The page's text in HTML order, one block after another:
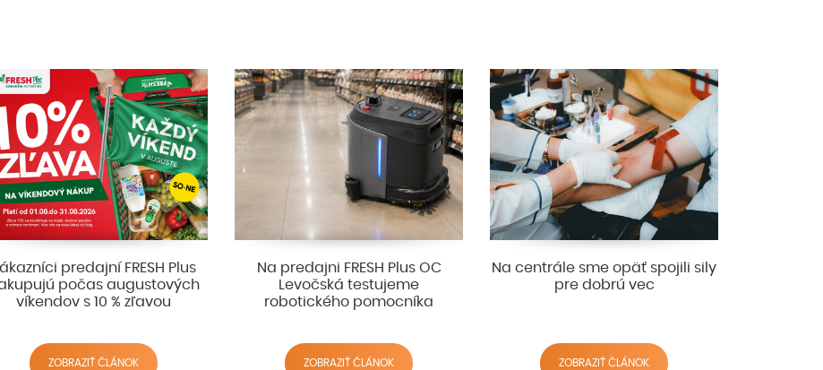
predajní FRESH Plus
počas augustových
víkendov s 10 % zľavou
ZOBRAZIŤ ČLÁNOK
Na predajni FRESH Plus OC
Levočská testujeme
robotického pomocníka
ZOBRAZIŤ ČLÁNOK
Na centrále sme opäť spojili sily
pre dobrú vec
ZOBRAZIŤ ČLÁNOK